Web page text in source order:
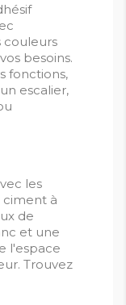
couleurs
besoins.
fonctions,
escalier,
les
ciment à
de
et une
l'espace
Trouvez